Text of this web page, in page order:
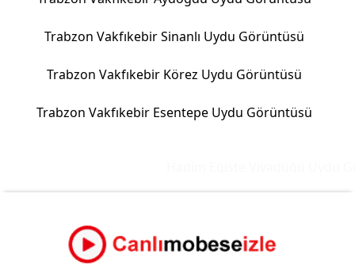
Trabzon Vakfıkebir Sinanlı Uydu Görüntüsü
Trabzon Vakfıkebir Körez Uydu Görüntüsü
Trabzon Vakfıkebir Esentepe Uydu Görüntüsü